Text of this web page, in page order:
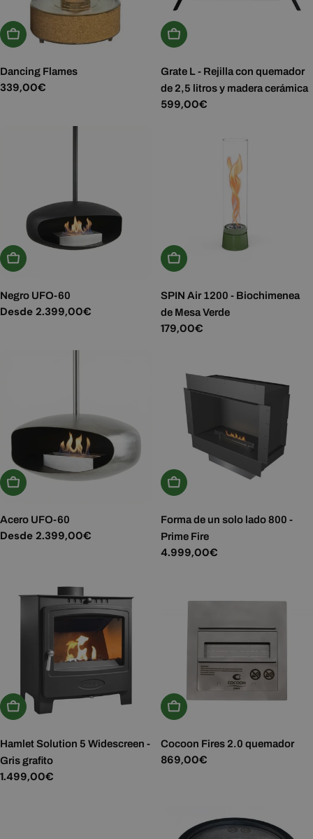
Añadir A La Cesta
Dancing Flames
Precio
339,00€
Añadir A La Cesta
Grate L - Rejilla con quemador
de 2,5 litros y madera cerámica
Precio
599,00€
Elige Opciones
Negro UFO-60
Precio
Desde 2.399,00€
Añadir A La Cesta
SPIN Air 1200 - Biochimenea
de Mesa Verde
Precio
179,00€
Elige Opciones
Acero UFO-60
Precio
Desde 2.399,00€
Añadir A La Cesta
Forma de un solo lado 800 -
Prime Fire
Precio
4.999,00€
Añadir A La Cesta
Hamlet Solution 5 Widescreen -
Gris grafito
Precio
1.499,00€
Añadir A La Cesta
Cocoon Fires 2.0 quemador
Precio
869,00€